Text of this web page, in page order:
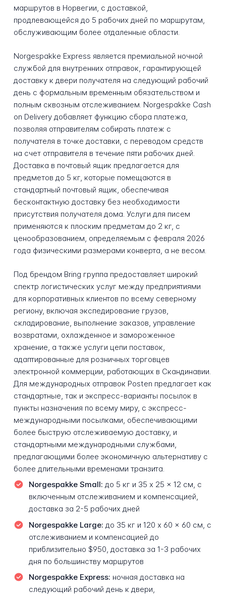
маршрутов в Норвегии, с доставкой,
продлевающейся до 5 рабочих дней по маршрутам,
обслуживающим более отдаленные области.
Norgespakke Express является премиальной ночной
службой для внутренних отправок, гарантирующей
доставку к двери получателя на следующий рабочий
день с формальным временным обязательством и
полным сквозным отслеживанием. Norgespakke Cash
on Delivery добавляет функцию сбора платежа,
позволяя отправителям собирать платеж с
получателя в точке доставки, с переводом средств
на счет отправителя в течение пяти рабочих дней.
Доставка в почтовый ящик предлагается для
предметов до 5 кг, которые помещаются в
стандартный почтовый ящик, обеспечивая
бесконтактную доставку без необходимости
присутствия получателя дома. Услуги для писем
применяются к плоским предметам до 2 кг, с
ценообразованием, определяемым с февраля 2026
года физическими размерами конверта, а не весом.
Под брендом Bring группа предоставляет широкий
спектр логистических услуг между предприятиями
для корпоративных клиентов по всему северному
региону, включая экспедирование грузов,
складирование, выполнение заказов, управление
возвратами, охлажденное и замороженное
хранение, а также услуги цепи поставок,
адаптированные для розничных торговцев
электронной коммерции, работающих в Скандинавии.
Для международных отправок Posten предлагает как
стандартные, так и экспресс-варианты посылок в
пункты назначения по всему миру, с экспресс-
международными посылками, обеспечивающими
более быструю отслеживаемую доставку, и
стандартными международными службами,
предлагающими более экономичную альтернативу с
более длительными временами транзита.
Norgespakke Small: до 5 кг и 35 x 25 x 12 см, с
включенным отслеживанием и компенсацией,
доставка за 2-5 рабочих дней
Norgespakke Large: до 35 кг и 120 x 60 x 60 см, с
отслеживанием и компенсацией до
приблизительно $950, доставка за 1-3 рабочих
дня по большинству маршрутов
Norgespakke Express: ночная доставка на
следующий рабочий день к двери,